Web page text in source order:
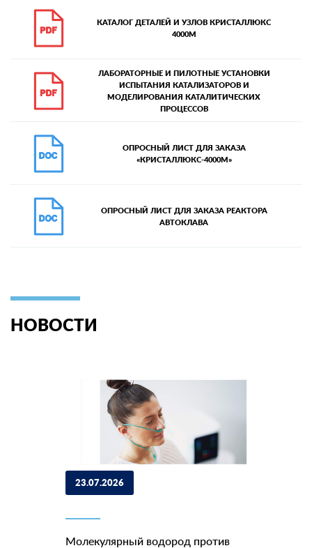
КАТАЛОГ ДЕТАЛЕЙ И УЗЛОВ КРИСТАЛЛЮКС
4000М
ЛАБОРАТОРНЫЕ И ПИЛОТНЫЕ УСТАНОВКИ
ИСПЫТАНИЯ КАТАЛИЗАТОРОВ И
МОДЕЛИРОВАНИЯ КАТАЛИТИЧЕСКИХ
ПРОЦЕССОВ
ОПРОСНЫЙ ЛИСТ ДЛЯ ЗАКАЗА
«КРИСТАЛЛЮКС-4000М»
ОПРОСНЫЙ ЛИСТ ДЛЯ ЗАКАЗА РЕАКТОРА
АВТОКЛАВА
НОВОСТИ
23.07.2026
Молекулярный водород против